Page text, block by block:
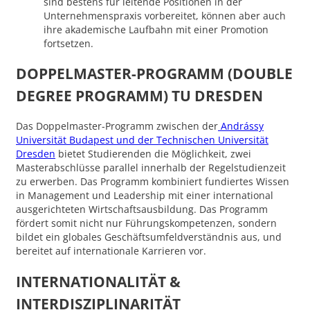
Unternehmenspraxis vorbereitet, können aber auch
ihre akademische Laufbahn mit einer Promotion
fortsetzen.
DOPPELMASTER-PROGRAMM (DOUBLE
DEGREE PROGRAMM) TU DRESDEN
Das Doppelmaster-Programm zwischen der Andrássy
Universität Budapest und der Technischen Universität
Dresden bietet Studierenden die Möglichkeit, zwei
Masterabschlüsse parallel innerhalb der Regelstudienzeit
zu erwerben. Das Programm kombiniert fundiertes Wissen
in Management und Leadership mit einer international
ausgerichteten Wirtschaftsausbildung. Das Programm
fördert somit nicht nur Führungskompetenzen, sondern
bildet ein globales Geschäftsumfeldverständnis aus, und
bereitet auf internationale Karrieren vor.
INTERNATIONALITÄT &
INTERDISZIPLINARITÄT